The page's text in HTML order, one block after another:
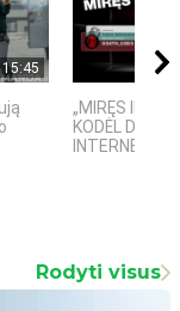
15:45
„MIRĘS
KODĖL
INTERNETO
Rodyti visus